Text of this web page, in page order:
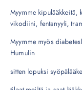
Myymme
vikodiini, fentanyyli,
Myymme myös
Humulin
sitten lopuksi